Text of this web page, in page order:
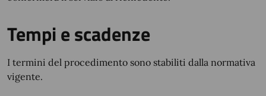
Tempi e scadenze
I termini del procedimento sono stabiliti dalla normativa
vigente.